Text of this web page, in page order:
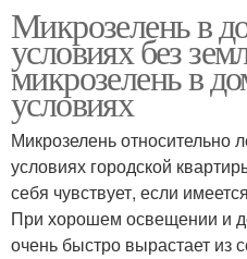
Микрозелень в
условиях без
микрозелень в
условиях
Микрозелень относительно
условиях городской
себя чувствует, если
При хорошем освещении и
очень быстро вырастает из